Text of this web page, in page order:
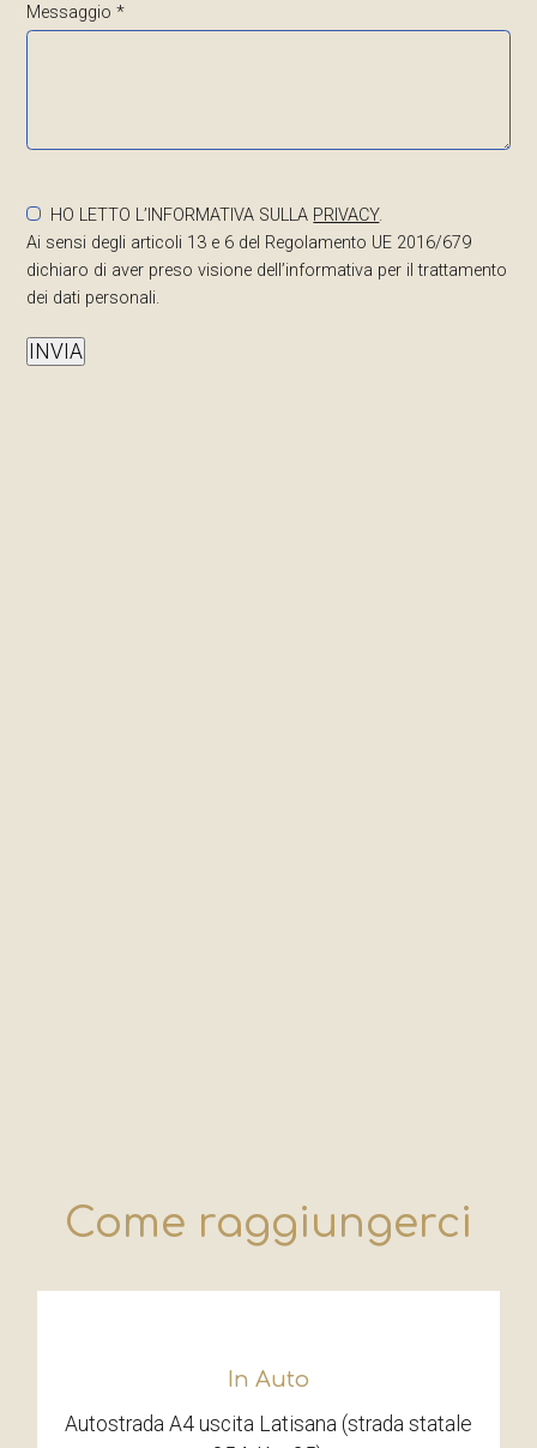
Messaggio *
HO LETTO L’INFORMATIVA SULLA PRIVACY.
Ai sensi degli articoli 13 e 6 del Regolamento UE 2016/679
dichiaro di aver preso visione dell’informativa per il trattamento
dei dati personali.
Come raggiungerci
In Auto
Autostrada A4 uscita Latisana (strada statale